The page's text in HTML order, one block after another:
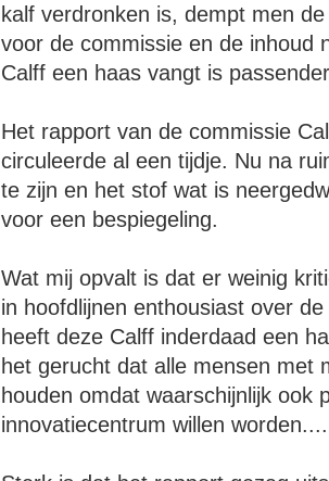
kalf verdronken is, dempt men
voor de commissie en de inhoud
Calff een haas vangt is
Het rapport van de commissie
circuleerde al een tijdje. Nu na
te zijn en het stof wat is
voor een bespiegeling.
Wat mij opvalt is dat er weinig
in hoofdlijnen enthousiast over
heeft deze Calff inderdaad een
het gerucht dat alle mensen met
houden omdat waarschijnlijk ook
innovatiecentrum willen